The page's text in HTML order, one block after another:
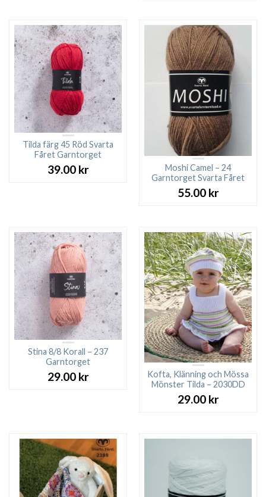
Tilda färg 45 Röd Svarta
Fåret Garntorget
39.00 kr
Moshi Camel – 24
Garntorget Svarta Fåret
55.00 kr
Stina 8/8 Korall – 237
Garntorget
29.00 kr
Kofta, Klänning och Mössa
Mönster Tilda – 2030DD
29.00 kr